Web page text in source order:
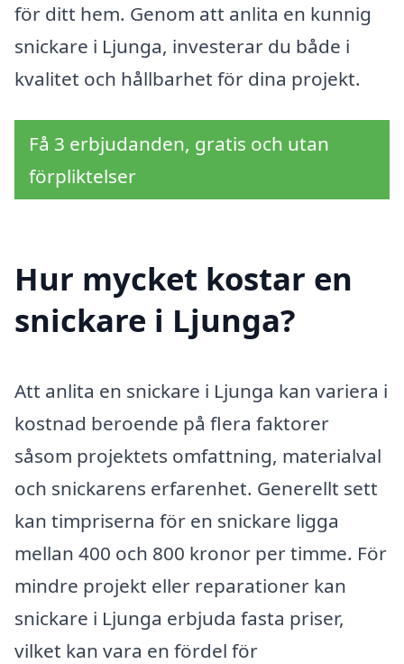
för ditt hem. Genom att anlita en kunnig
snickare i Ljunga, investerar du både i
kvalitet och hållbarhet för dina projekt.
Få 3 erbjudanden, gratis och utan
förpliktelser
Hur mycket kostar en
snickare i Ljunga?
Att anlita en snickare i Ljunga kan variera i
kostnad beroende på flera faktorer
såsom projektets omfattning, materialval
och snickarens erfarenhet. Generellt sett
kan timpriserna för en snickare ligga
mellan 400 och 800 kronor per timme. För
mindre projekt eller reparationer kan
snickare i Ljunga erbjuda fasta priser,
vilket kan vara en fördel för